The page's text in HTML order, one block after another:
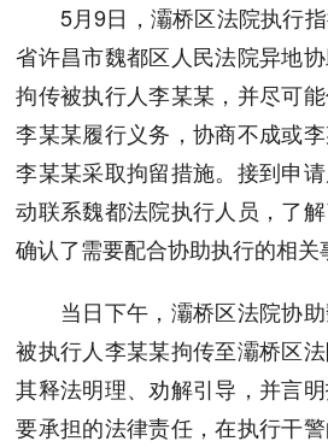
5月9日，灞桥区法院执行指
省许昌市魏都区人民法院异地
拘传被执行人李某某，并尽可
李某某履行义务，协商不成或
李某某采取拘留措施。接到申
动联系魏都法院执行人员，了
确认了需要配合协助执行的相关
当日下午，灞桥区法院协助
被执行人李某某拘传至灞桥区
其释法明理、劝解引导，并言
要承担的法律责任，在执行干